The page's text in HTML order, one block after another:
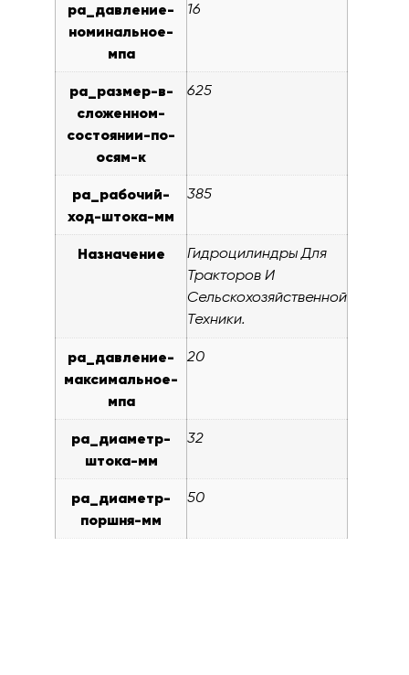
pa_давление-
номинальное-
мпа
16
pa_размер-в-
сложенном-
состоянии-по-
осям-к
625
pa_рабочий-
ход-штока-мм
385
Назначение
Гидроцилиндры Для
Тракторов И
Сельскохозяйственной
Техники.
pa_давление-
максимальное-
мпа
20
pa_диаметр-
штока-мм
32
pa_диаметр-
поршня-мм
50